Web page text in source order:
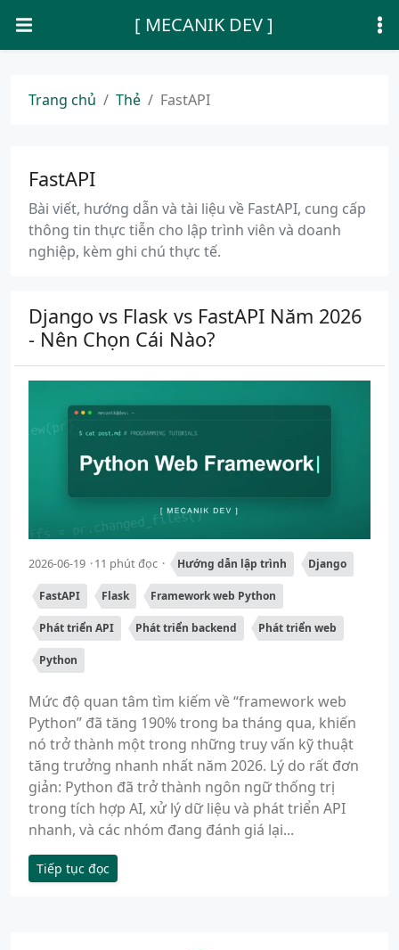
[ MECANIK DEV ]
Trang chủ Thẻ FastAPI
FastAPI
Bài viết, hướng dẫn và tài liệu về FastAPI, cung cấp
thông tin thực tiễn cho lập trình viên và doanh
nghiệp, kèm ghi chú thực tế.
Django vs Flask vs FastAPI Năm 2026
- Nên Chọn Cái Nào?
2026-06-19 11 phút đọc Hướng dẫn lập trình Django
FastAPI Flask Framework web Python
Phát triển API Phát triển backend Phát triển web
Python
Mức độ quan tâm tìm kiếm về “framework web
Python” đã tăng 190% trong ba tháng qua, khiến
nó trở thành một trong những truy vấn kỹ thuật
tăng trưởng nhanh nhất năm 2026. Lý do rất đơn
giản: Python đã trở thành ngôn ngữ thống trị
trong tích hợp AI, xử lý dữ liệu và phát triển API
nhanh, và các nhóm đang đánh giá lại...
Tiếp tục đọc